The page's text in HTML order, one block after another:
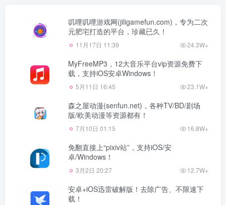
叽哩叽哩游戏网(jiligamefun.com)，专为二次
元肥宅打造的平台，珍藏已久！
11月17日 11:39 24.3W+
MyFreeMP3，12大音乐平台vip资源免费下
载，支持iOS安卓Windows！
5月11日 16:45 23.1W+
森之屋动漫(senfun.net)，各种TV/BD/剧场
版/欧美动漫等资源都有！
7月10日 01:15 16.8W+
免翻直接上“pixiv站”，支持iOS/安
卓/Windows！
3月2日 20:27 12.7W+
安卓+iOS迅雷破解版！去除广告、不限速下
载！